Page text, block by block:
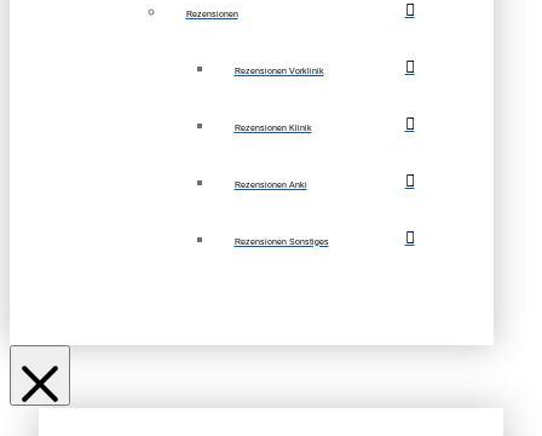
Rezensionen
Rezensionen Vorklinik
Rezensionen Klinik
Rezensionen Anki
Rezensionen Sonstiges